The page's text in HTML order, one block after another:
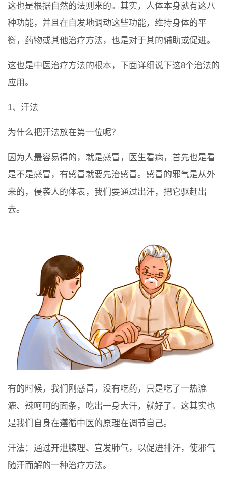
这也是根据自然的法则来的。其实，人体本身就有这八
种功能，并且在自发地调动这些功能，维持身体的平
衡，药物或其他治疗方法，也是对于其的辅助或促进。
这也是中医治疗方法的根本，下面详细说下这8个治法的
应用。
1、汗法
为什么把汗法放在第一位呢？
因为人最容易得的，就是感冒，医生看病，首先也是看
是不是感冒，有感冒就要先治感冒。感冒的邪气是从外
来的，侵袭人的体表，我们要通过出汗，把它驱赶出
去。
有的时候，我们刚感冒，没有吃药，只是吃了一热漉
漉、辣呵呵的面条，吃出一身大汗，就好了。这其实也
是我们自身在遵循中医的原理在调节自己。
汗法：通过开泄腠理、宣发肺气，以促进排汗，使邪气
随汗而解的一种治疗方法。